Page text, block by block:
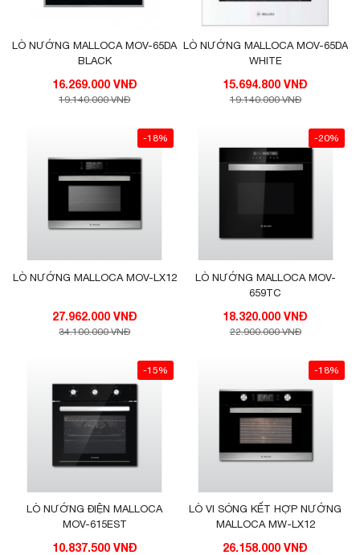
LÒ NƯỚNG MALLOCA MOV-65DA
BLACK
16.269.000 VNĐ
19.140.000 VNĐ
LÒ NƯỚNG MALLOCA MOV-65DA
WHITE
15.694.800 VNĐ
19.140.000 VNĐ
-18%
LÒ NƯỚNG MALLOCA MOV-LX12
27.962.000 VNĐ
34.100.000 VNĐ
-20%
LÒ NƯỚNG MALLOCA MOV-
659TC
18.320.000 VNĐ
22.900.000 VNĐ
-15%
LÒ NƯỚNG ĐIỆN MALLOCA
MOV-615EST
10.837.500 VNĐ
-18%
LÒ VI SÓNG KẾT HỢP NƯỚNG
MALLOCA MW-LX12
26.158.000 VNĐ